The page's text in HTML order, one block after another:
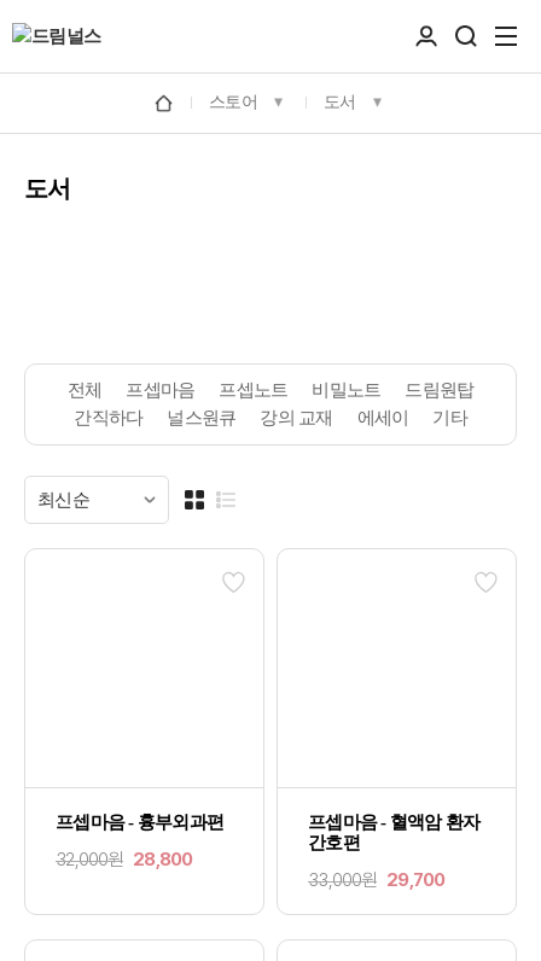
스토어 도서
도서
전체 프셉마음 프셉노트 비밀노트
드림원탑
간직하다
널스원큐 강의 교재 에세이 기타
프셉마음 - 흉부외과편
32,000원 28,800
프셉마음 - 혈액암 환자
간호편
33,000원 29,700